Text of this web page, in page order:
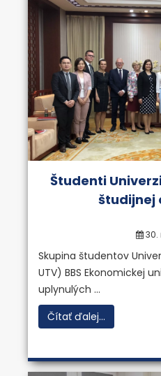
Previous Next
Študenti
študijnej
30.
Skupina študentov
UTV) BBS Ekonomickej
uplynulých ...
Čítať ďalej...